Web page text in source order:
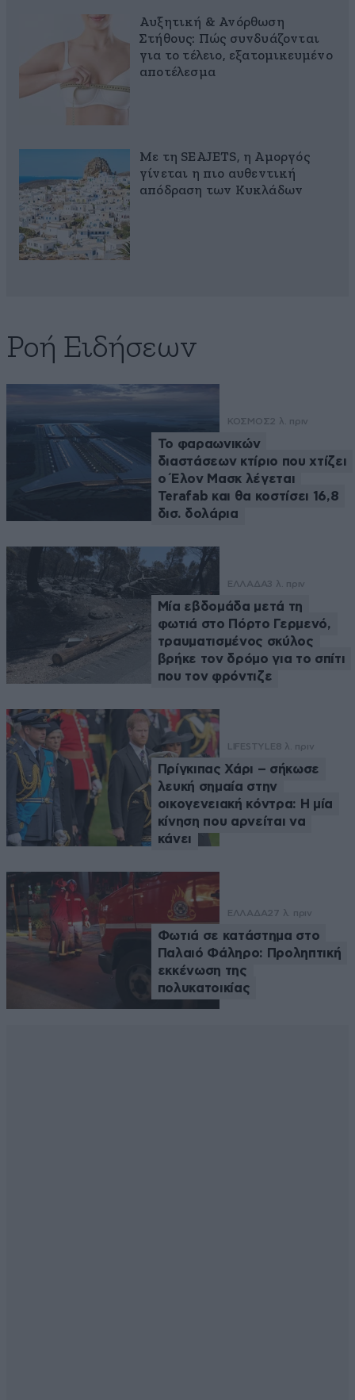
Αυξητική & Ανόρθωση
Στήθους: Πώς συνδυάζονται
για το τέλειο, εξατομικευμένο
αποτέλεσμα
Με τη SEAJETS, η Αμοργός
γίνεται η πιο αυθεντική
απόδραση των Κυκλάδων
Ροή Ειδήσεων
ΚΟΣΜΟΣ2 λ. πριν
Το φαραωνικών
διαστάσεων κτίριο που χτίζει
ο Έλον Μασκ λέγεται
Terafab και θα κοστίσει 16,8
δισ. δολάρια
ΕΛΛΑΔΑ3 λ. πριν
Μία εβδομάδα μετά τη
φωτιά στο Πόρτο Γερμενό,
τραυματισμένος σκύλος
βρήκε τον δρόμο για το σπίτι
που τον φρόντιζε
LIFESTYLE8 λ. πριν
Πρίγκιπας Χάρι – σήκωσε
λευκή σημαία στην
οικογενειακή κόντρα: Η μία
κίνηση που αρνείται να
κάνει
ΕΛΛΑΔΑ27 λ. πριν
Φωτιά σε κατάστημα στο
Παλαιό Φάληρο: Προληπτική
εκκένωση της
πολυκατοικίας